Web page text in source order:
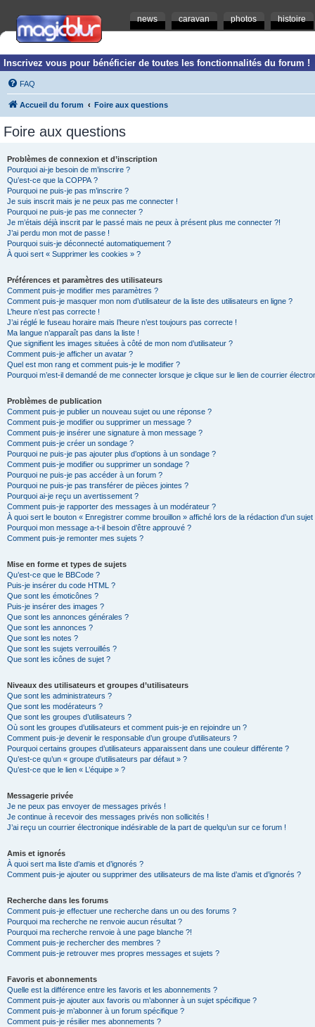
news caravan photos histoire
Inscrivez vous pour bénéficier de toutes les fonctionnalités du forum !
FAQ
Accueil du forum Foire aux questions
Foire aux questions
Problèmes de connexion et d’inscription
Pourquoi ai-je besoin de m’inscrire ?
Qu’est-ce que la COPPA ?
Pourquoi ne puis-je pas m’inscrire ?
Je suis inscrit mais je ne peux pas me connecter !
Pourquoi ne puis-je pas me connecter ?
Je m’étais déjà inscrit par le passé mais ne peux à présent plus me connecter ?!
J’ai perdu mon mot de passe !
Pourquoi suis-je déconnecté automatiquement ?
À quoi sert « Supprimer les cookies » ?
Préférences et paramètres des utilisateurs
Comment puis-je modifier mes paramètres ?
Comment puis-je masquer mon nom d’utilisateur de la liste des utilisateurs en ligne ?
L’heure n’est pas correcte !
J’ai réglé le fuseau horaire mais l’heure n’est toujours pas correcte !
Ma langue n’apparaît pas dans la liste !
Que signifient les images situées à côté de mon nom d’utilisateur ?
Comment puis-je afficher un avatar ?
Quel est mon rang et comment puis-je le modifier ?
Pourquoi m’est-il demandé de me connecter lorsque je clique sur le lien de courrier
Problèmes de publication
Comment puis-je publier un nouveau sujet ou une réponse ?
Comment puis-je modifier ou supprimer un message ?
Comment puis-je insérer une signature à mon message ?
Comment puis-je créer un sondage ?
Pourquoi ne puis-je pas ajouter plus d’options à un sondage ?
Comment puis-je modifier ou supprimer un sondage ?
Pourquoi ne puis-je pas accéder à un forum ?
Pourquoi ne puis-je pas transférer de pièces jointes ?
Pourquoi ai-je reçu un avertissement ?
Comment puis-je rapporter des messages à un modérateur ?
À quoi sert le bouton « Enregistrer comme brouillon » affiché lors de la rédaction d’un sujet
Pourquoi mon message a-t-il besoin d’être approuvé ?
Comment puis-je remonter mes sujets ?
Mise en forme et types de sujets
Qu’est-ce que le BBCode ?
Puis-je insérer du code HTML ?
Que sont les émoticônes ?
Puis-je insérer des images ?
Que sont les annonces générales ?
Que sont les annonces ?
Que sont les notes ?
Que sont les sujets verrouillés ?
Que sont les icônes de sujet ?
Niveaux des utilisateurs et groupes d’utilisateurs
Que sont les administrateurs ?
Que sont les modérateurs ?
Que sont les groupes d’utilisateurs ?
Où sont les groupes d’utilisateurs et comment puis-je en rejoindre un ?
Comment puis-je devenir le responsable d’un groupe d’utilisateurs ?
Pourquoi certains groupes d’utilisateurs apparaissent dans une couleur différente ?
Qu’est-ce qu’un « groupe d’utilisateurs par défaut » ?
Qu’est-ce que le lien « L’équipe » ?
Messagerie privée
Je ne peux pas envoyer de messages privés !
Je continue à recevoir des messages privés non sollicités !
J’ai reçu un courrier électronique indésirable de la part de quelqu’un sur ce forum !
Amis et ignorés
À quoi sert ma liste d’amis et d’ignorés ?
Comment puis-je ajouter ou supprimer des utilisateurs de ma liste d’amis et d’ignorés ?
Recherche dans les forums
Comment puis-je effectuer une recherche dans un ou des forums ?
Pourquoi ma recherche ne renvoie aucun résultat ?
Pourquoi ma recherche renvoie à une page blanche ?!
Comment puis-je rechercher des membres ?
Comment puis-je retrouver mes propres messages et sujets ?
Favoris et abonnements
Quelle est la différence entre les favoris et les abonnements ?
Comment puis-je ajouter aux favoris ou m’abonner à un sujet spécifique ?
Comment puis-je m’abonner à un forum spécifique ?
Comment puis-je résilier mes abonnements ?